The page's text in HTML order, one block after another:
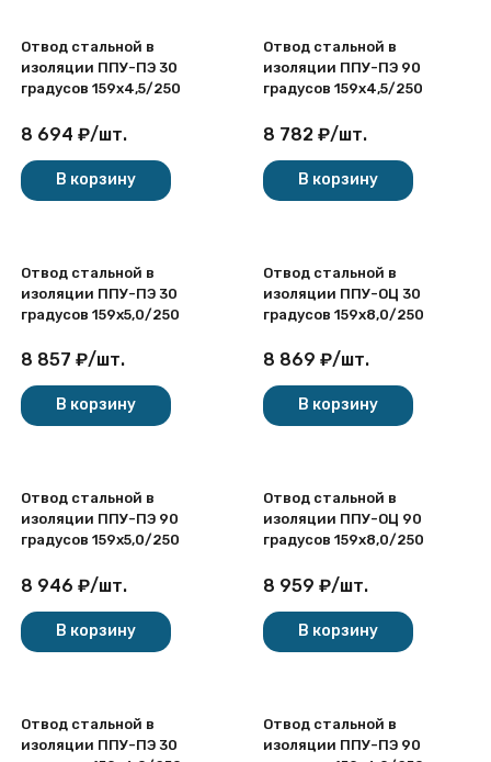
Отвод стальной в
изоляции ППУ-ПЭ 30
градусов 159х4,5/250
8 694 ₽/шт.
В корзину
Отвод стальной в
изоляции ППУ-ПЭ 90
градусов 159х4,5/250
8 782 ₽/шт.
В корзину
Отвод стальной в
изоляции ППУ-ПЭ 30
градусов 159х5,0/250
8 857 ₽/шт.
В корзину
Отвод стальной в
изоляции ППУ-ОЦ 30
градусов 159х8,0/250
8 869 ₽/шт.
В корзину
Отвод стальной в
изоляции ППУ-ПЭ 90
градусов 159х5,0/250
8 946 ₽/шт.
В корзину
Отвод стальной в
изоляции ППУ-ОЦ 90
градусов 159х8,0/250
8 959 ₽/шт.
В корзину
Отвод стальной в
изоляции ППУ-ПЭ 30
Отвод стальной в
изоляции ППУ-ПЭ 90